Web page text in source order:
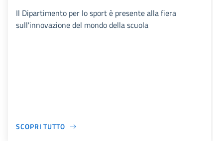
Il Dipartimento per lo sport è presente alla fiera
sull'innovazione del mondo della scuola
SCOPRI TUTTO